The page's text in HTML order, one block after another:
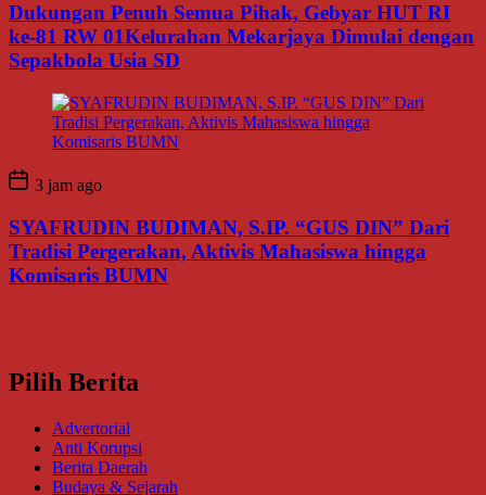
Dukungan Penuh Semua Pihak, Gebyar HUT RI
ke-81 RW 01Kelurahan Mekarjaya Dimulai dengan
Sepakbola Usia SD
3 jam ago
SYAFRUDIN BUDIMAN, S.IP. “GUS DIN” Dari
Tradisi Pergerakan, Aktivis Mahasiswa hingga
Komisaris BUMN
Pilih Berita
Advertorial
Anti Korupsi
Berita Daerah
Budaya & Sejarah